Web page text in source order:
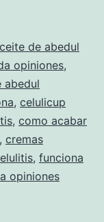
de abedul
opiniones,
abedul
, celulicup
, como acabar
, cremas
, funciona
opiniones